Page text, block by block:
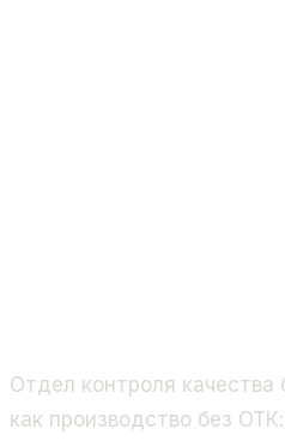
Отдел контроля качества
как производство без